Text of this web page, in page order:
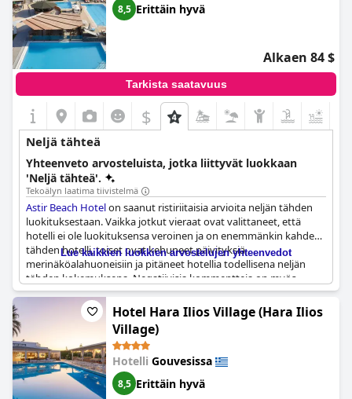
8,5 Erittäin hyvä
Alkaen 84 $
Tarkista saatavuus
$
Neljä tähteä
Yhteenveto arvosteluista, jotka liittyvät luokkaan
'Neljä tähteä'.
Tekoälyn laatima tiivistelmä
Astir Beach Hotelon saanut ristiriitaisia arvioita neljän tähden
luokituksestaan. Vaikka jotkut vieraat ovat valittaneet, että
hotelli ei ole luokituksensa veroinen ja on enemmänkin kahden
tähden hotelli, toiset ovat kehuneet päivityksiä
merinäköalahuoneisiin ja pitäneet hotellia todellisena neljän
tähden kokemuksena. Negatiivisia kommentteja on myös
vanhentuneesta sisustuksesta ja harvoin tapahtuvista
pyyhkeiden vaihdoista. Näistä kritiikeistä huolimatta hotelli
tarjoaa erilaisia mukavuuksia ja palveluja, kuten mahdollisuuden
saada rahansa takaisin, jos on tyytymätön. Kaiken kaikkiaan
hotelli on kelpo valinta matkailijoille, jotka haluavat viettää aikaa
alueella.
Lue kaikkien luokkien arvostelujen yhteenvedot
Hotel Hara Ilios Village (Hara Ilios
Village)
Hotelli Gouvesissa
8,5 Erittäin hyvä